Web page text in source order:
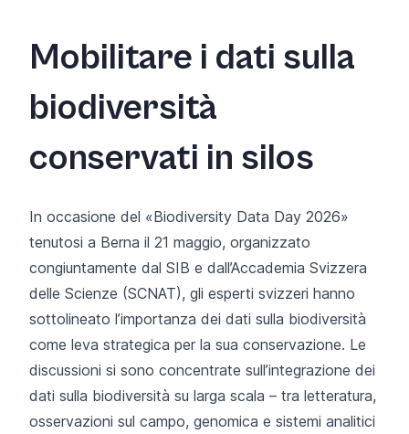
Mobilitare i dati sulla
biodiversità
conservati in silos
In occasione del «Biodiversity Data Day 2026»
tenutosi a Berna il 21 maggio, organizzato
congiuntamente dal SIB e dall’Accademia Svizzera
delle Scienze (SCNAT), gli esperti svizzeri hanno
sottolineato l’importanza dei dati sulla biodiversità
come leva strategica per la sua conservazione. Le
discussioni si sono concentrate sull’integrazione dei
dati sulla biodiversità su larga scala – tra letteratura,
osservazioni sul campo, genomica e sistemi analitici